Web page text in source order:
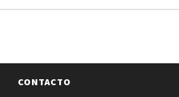
CONTACTO